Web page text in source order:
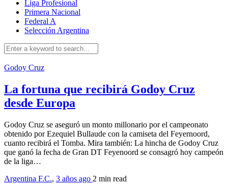
Liga Profesional
Primera Nacional
Federal A
Selección Argentina
Godoy Cruz
La fortuna que recibirá Godoy Cruz
desde Europa
Godoy Cruz se aseguró un monto millonario por el campeonato
obtenido por Ezequiel Bullaude con la camiseta del Feyernoord,
cuanto recibirá el Tomba. Mira también: La hincha de Godoy Cruz
que ganó la fecha de Gran DT Feyenoord se consagró hoy campeón
de la liga…
Argentina F.C., 3 años ago 2 min read